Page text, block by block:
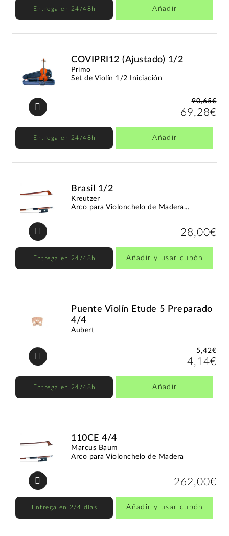
Entrega en 24/48h Añadir
COVIPRI12 (Ajustado) 1/2
Primo
Set de Violín 1/2 Iniciación
90,65€
69,28€
Entrega en 24/48h Añadir
Brasil 1/2
Kreutzer
Arco para Violonchelo de Madera...
28,00€
Entrega en 24/48h Añadir y usar cupón
Puente Violín Etude 5 Preparado
4/4
Aubert
5,42€
4,14€
Entrega en 24/48h Añadir
110CE 4/4
Marcus Baum
Arco para Violonchelo de Madera
262,00€
Entrega en 2/4 días Añadir y usar cupón